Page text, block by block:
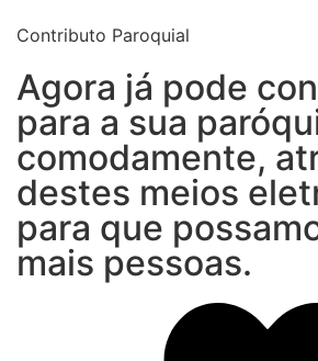
Contributo Paroquial
Agora já pode
para a sua
comodamente,
destes meios
para que
mais pessoas.